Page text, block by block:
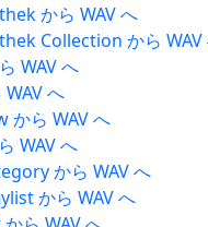
から WAV へ
Collection から WAV
WAV へ
へ
から WAV へ
WAV へ
から WAV へ
から WAV へ